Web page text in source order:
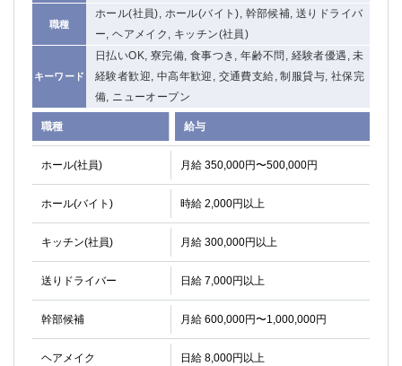
職種
ホール(社員), ホール(バイト), 幹部候補, 送りドライバ
ー, ヘアメイク, キッチン(社員)
キーワード
日払いOK, 寮完備, 食事つき, 年齢不問, 経験者優遇, 未
経験者歓迎, 中高年歓迎, 交通費支給, 制服貸与, 社保完
備, ニューオープン
職種 給与
ホール(社員) 月給 350,000円〜500,000円
ホール(バイト) 時給 2,000円以上
キッチン(社員) 月給 300,000円以上
送りドライバー 日給 7,000円以上
幹部候補 月給 600,000円〜1,000,000円
ヘアメイク 日給 8,000円以上